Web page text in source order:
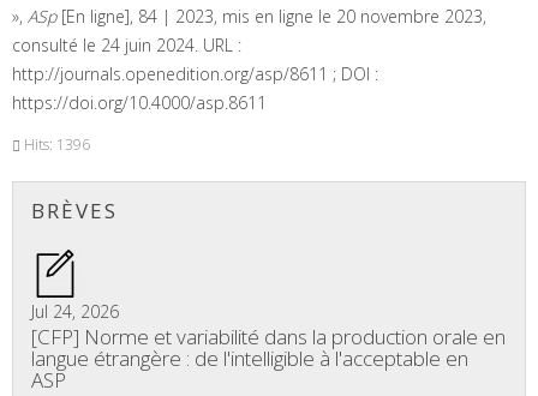
», ASp[En ligne], 84 | 2023, mis en ligne le 20 novembre 2023,
consulté le 24 juin 2024. URL :
http://journals.openedition.org/asp/8611 ; DOI :
https://doi.org/10.4000/asp.8611
Hits: 1396
BRÈVES
Jul 24, 2026
[CFP] Norme et variabilité dans la production orale en
langue étrangère : de l'intelligible à l'acceptable en
ASP